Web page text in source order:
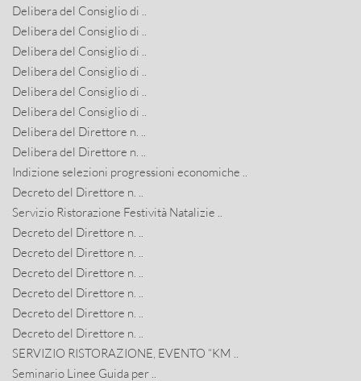
Delibera del Consiglio di ..
Delibera del Consiglio di ..
Delibera del Consiglio di ..
Delibera del Consiglio di ..
Delibera del Consiglio di ..
Delibera del Consiglio di ..
Delibera del Direttore n. ..
Delibera del Direttore n. ..
Indizione selezioni progressioni economiche ..
Decreto del Direttore n. ..
Servizio Ristorazione Festività Natalizie ..
Decreto del Direttore n. ..
Decreto del Direttore n. ..
Decreto del Direttore n. ..
Decreto del Direttore n. ..
Decreto del Direttore n. ..
Decreto del Direttore n. ..
SERVIZIO RISTORAZIONE, EVENTO “KM ..
Seminario Linee Guida per ..